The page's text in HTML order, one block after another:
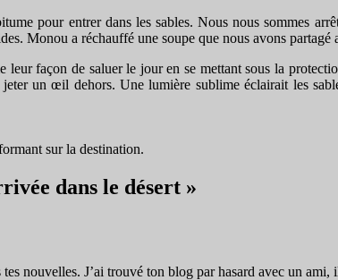
pour entrer dans les sables. Nous nous sommes
Monou a réchauffé une soupe que nous avons
leur façon de saluer le jour en se mettant sous la
un œil dehors. Une lumière sublime éclairait les
sur la destination.
dans le désert »
nouvelles. J’ai trouvé ton blog par hasard avec un